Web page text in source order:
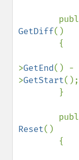
GetDiff()
>GetEnd() -
>GetStart();
Reset()